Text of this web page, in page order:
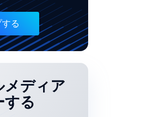
る
メディア
する